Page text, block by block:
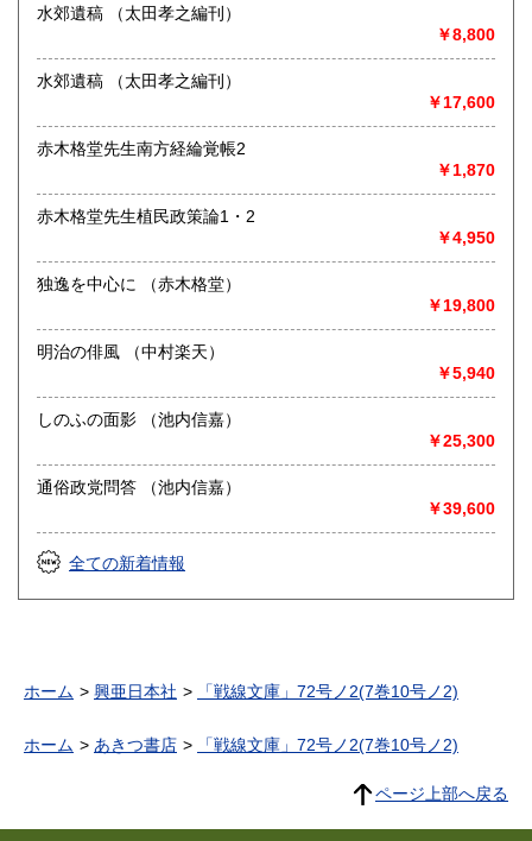
-
取り扱い分野
哲学宗教、社会科学、美術工芸、国語国文、近代文献
水郊遺稿 （太田孝之編刊）
￥8,800
水郊遺稿 （太田孝之編刊）
￥17,600
赤木格堂先生南方経綸覚帳2
￥1,870
赤木格堂先生植民政策論1・2
￥4,950
独逸を中心に （赤木格堂）
￥19,800
明治の俳風 （中村楽天）
￥5,940
しのふの面影 （池内信嘉）
￥25,300
通俗政党問答 （池内信嘉）
￥39,600
全ての新着情報
ホーム 興亜日本社 「戦線文庫」72号ノ2(7巻10号ノ2)
ホーム あきつ書店 「戦線文庫」72号ノ2(7巻10号ノ2)
ページ上部へ戻る